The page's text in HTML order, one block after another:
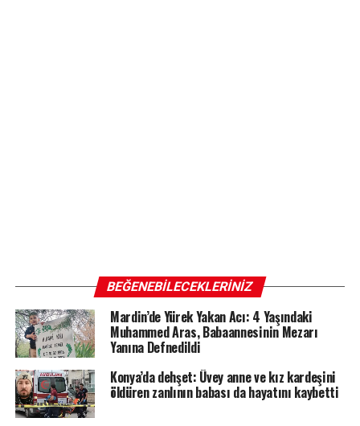
BEĞENEBILECEKLERINIZ
Mardin’de Yürek Yakan Acı: 4 Yaşındaki
Muhammed Aras, Babaannesinin Mezarı
Yanına Defnedildi
Konya’da dehşet: Üvey anne ve kız kardeşini
öldüren zanlının babası da hayatını kaybetti